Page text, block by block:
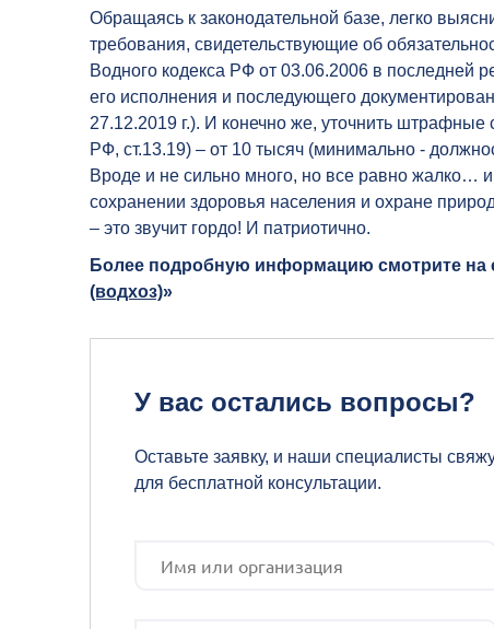
Обращаясь к законодательной базе, легко
требования, свидетельствующие об
Водного кодекса РФ от 03.06.2006 в последней
его исполнения и последующего
27.12.2019 г.). И конечно же, уточнить
РФ, ст.13.19) – от 10 тысяч (минимально -
Вроде и не сильно много, но все равно жалко…
сохранении здоровья населения и охране
– это звучит гордо! И патриотично.
Более подробную информацию смотрите на
(водхоз)»
У вас остались вопросы?
Оставьте заявку, и наши специалисты
для бесплатной консультации.